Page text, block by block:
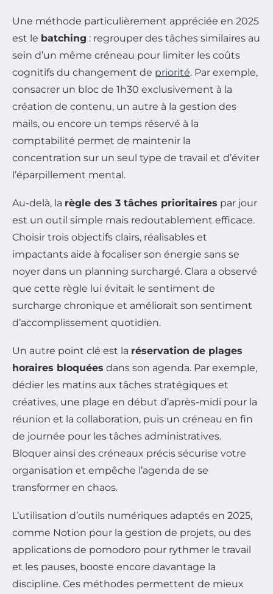
Une méthode particulièrement appréciée en 2025
est le batching : regrouper des tâches similaires au
sein d’un même créneau pour limiter les coûts
cognitifs du changement de priorité. Par exemple,
consacrer un bloc de 1h30 exclusivement à la
création de contenu, un autre à la gestion des
mails, ou encore un temps réservé à la
comptabilité permet de maintenir la
concentration sur un seul type de travail et d’éviter
l’éparpillement mental.
Au-delà, la règle des 3 tâches prioritaires par jour
est un outil simple mais redoutablement efficace.
Choisir trois objectifs clairs, réalisables et
impactants aide à focaliser son énergie sans se
noyer dans un planning surchargé. Clara a observé
que cette règle lui évitait le sentiment de
surcharge chronique et améliorait son sentiment
d’accomplissement quotidien.
Un autre point clé est la réservation de plages
horaires bloquées dans son agenda. Par exemple,
dédier les matins aux tâches stratégiques et
créatives, une plage en début d’après-midi pour la
réunion et la collaboration, puis un créneau en fin
de journée pour les tâches administratives.
Bloquer ainsi des créneaux précis sécurise votre
organisation et empêche l’agenda de se
transformer en chaos.
L’utilisation d’outils numériques adaptés en 2025,
comme Notion pour la gestion de projets, ou des
applications de pomodoro pour rythmer le travail
et les pauses, booste encore davantage la
discipline. Ces méthodes permettent de mieux